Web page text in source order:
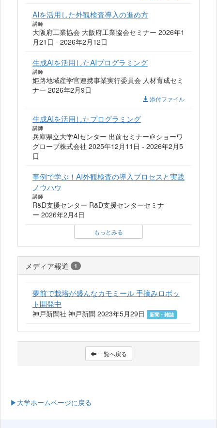
AIを活用した外観検査導入の進め方
講師
大阪府工業協会 大阪府工業協会セミナー 2026年1
月21日 - 2026年2月12日
生成AIを活用したAIプログラミング
講師
姫路地域産学官連携事業実行委員会 人材育成セミ
ナー 2026年2月9日
添付ファイル
生成AIを活用したプログラミング
講師
兵庫県立大学AIセンター 出前セミナー＠ショーワ
グローブ株式会社 2025年12月11日 - 2026年2月5
日
事例で学ぶ！AI外観検査の導入プロセスと実践
ノウハウ
講師
R&D支援センター R&D支援センターセミナ
ー 2026年2月4日
もっとみる
メディア報道 1
夢前で栽培が盛んなカモミール 手摘みロボッ
ト開発中
神戸新聞社 神戸新聞 2023年5月29日 新聞・雑誌
一覧へ戻る
▶大学ホームページに戻る